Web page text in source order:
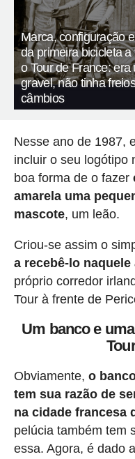
Marca, configuração
da primeira bicicleta a
o Tour de France: era
gravel, não tinha
câmbios
Nesse ano de 1987,
incluir o seu logótipo
boa forma de o fazer
amarela uma
mascote, um leão.
Criou-se assim o
a recebê-lo
próprio corredor
Tour à frente de
Um banco e
Obviamente, o
tem sua razão de
na cidade francesa
pelúcia também tem
essa. Agora, é dado